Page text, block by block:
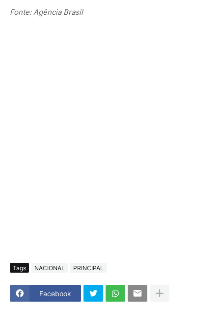
Fonte: Agência Brasil
Tags NACIONAL PRINCIPAL
Facebook